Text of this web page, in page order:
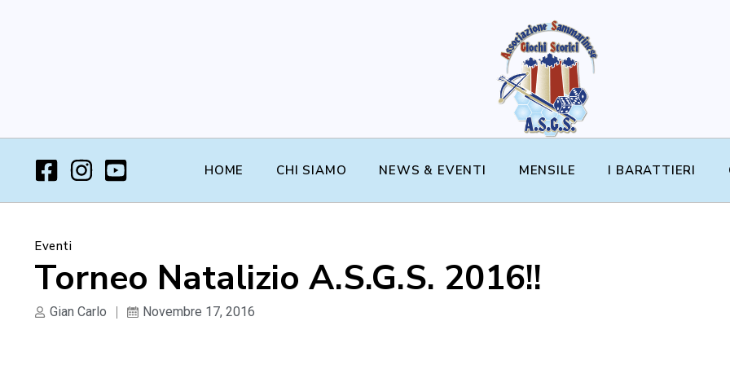
HOME CHI SIAMO NEWS & EVENTI MENSILE I BARATTIERI
Eventi
Torneo Natalizio A.S.G.S. 2016!!
Gian Carlo Novembre 17, 2016